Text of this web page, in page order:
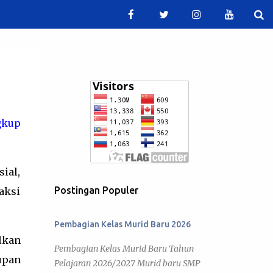
Postingan Populer
Pembagian Kelas Murid Baru 2026
Pembagian Kelas Murid Baru Tahun
Pelajaran 2026/2027 Murid baru SMP